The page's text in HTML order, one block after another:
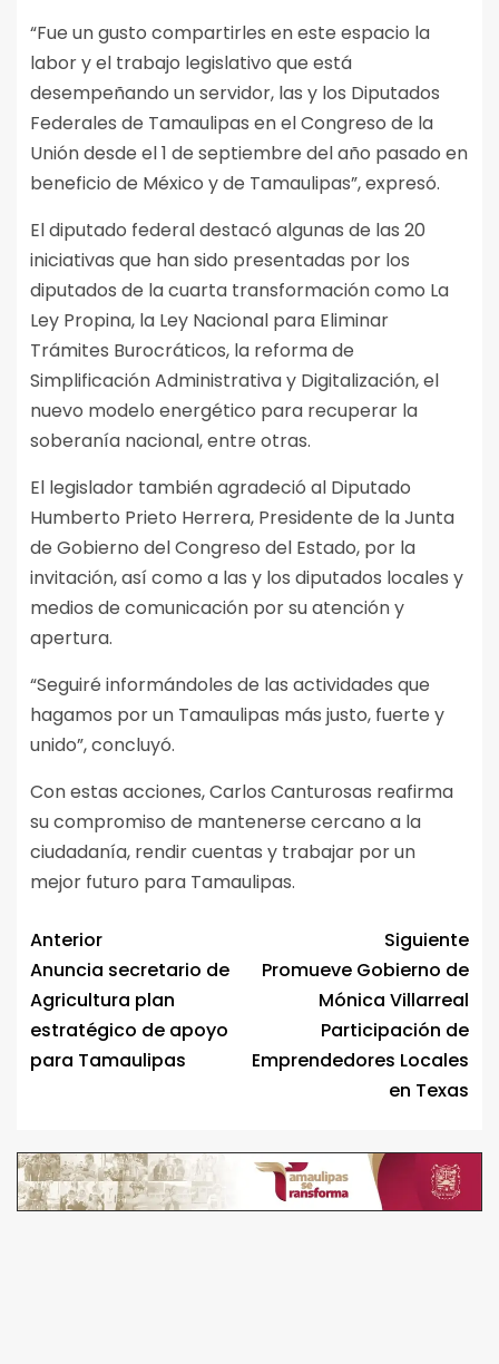
“Fue un gusto compartirles en este espacio la
labor y el trabajo legislativo que está
desempeñando un servidor, las y los Diputados
Federales de Tamaulipas en el Congreso de la
Unión desde el 1 de septiembre del año pasado en
beneficio de México y de Tamaulipas”, expresó.
El diputado federal destacó algunas de las 20
iniciativas que han sido presentadas por los
diputados de la cuarta transformación como La
Ley Propina, la Ley Nacional para Eliminar
Trámites Burocráticos, la reforma de
Simplificación Administrativa y Digitalización, el
nuevo modelo energético para recuperar la
soberanía nacional, entre otras.
El legislador también agradeció al Diputado
Humberto Prieto Herrera, Presidente de la Junta
de Gobierno del Congreso del Estado, por la
invitación, así como a las y los diputados locales y
medios de comunicación por su atención y
apertura.
“Seguiré informándoles de las actividades que
hagamos por un Tamaulipas más justo, fuerte y
unido”, concluyó.
Con estas acciones, Carlos Canturosas reafirma
su compromiso de mantenerse cercano a la
ciudadanía, rendir cuentas y trabajar por un
mejor futuro para Tamaulipas.
Anterior
Anuncia secretario de
Agricultura plan
estratégico de apoyo
para Tamaulipas
Siguiente
Promueve Gobierno de
Mónica Villarreal
Participación de
Emprendedores Locales
en Texas